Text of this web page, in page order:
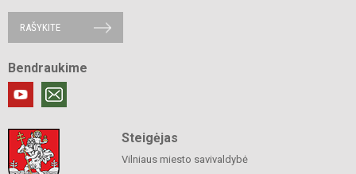
RAŠYKITE
Bendraukime
Steigėjas
Vilniaus miesto savivaldybė